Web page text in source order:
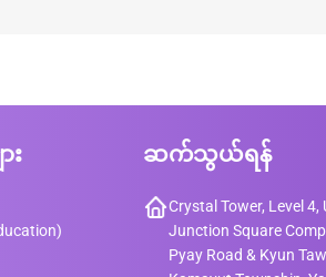
း ဆက်သွယ်ရန်
Crystal Tower, Level 4,
Junction Square
Pyay Road & Kyun